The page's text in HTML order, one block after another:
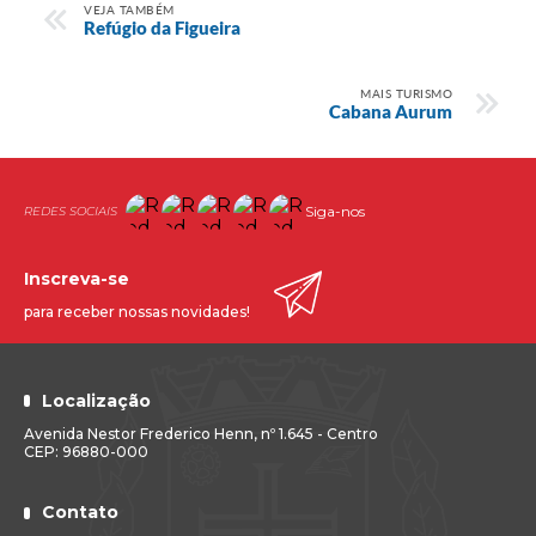
VEJA TAMBÉM
Refúgio da Figueira
MAIS TURISMO
Cabana Aurum
Siga-nos
Localização
Avenida Nestor Frederico Henn, nº 1.645 - Centro
CEP: 96880-000
Contato
Inscreva-se
para receber nossas novidades!